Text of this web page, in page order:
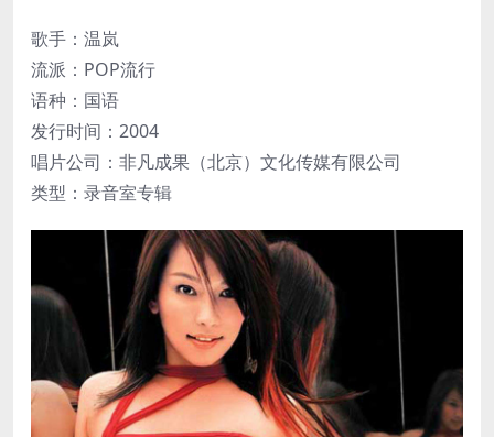
歌手：温岚
流派：POP流行
语种：国语
发行时间：2004
唱片公司：非凡成果（北京）文化传媒有限公司
类型：录音室专辑